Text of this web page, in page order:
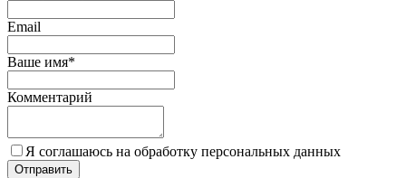
Email
Ваше имя*
Комментарий
Я соглашаюсь на обработку персональных данных